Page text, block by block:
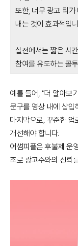
또한, 너무 광고 티가
내는 것이 효과적입
실전에서는 짧은 시
참여를 유도하는 콜
예를 들어, “더 알아보
문구를 영상 내에 삽입
마지막으로, 꾸준한 업
개선해야 합니다.
어썸피플은 후불제 운
조로 광고주와의 신뢰